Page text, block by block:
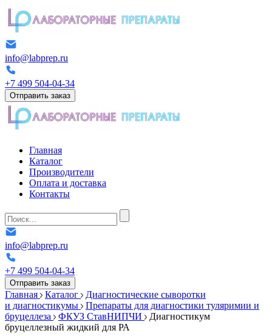
info@labprep.ru
+7 499 504-04-34
Отправить заказ
Главная
Каталог
Производители
Оплата и доставка
Контакты
info@labprep.ru
+7 499 504-04-34
Отправить заказ
Главная Каталог
Диагностические сыворотки
и диагностикумы
Препараты для диагностики туляримии и
бруцеллеза
ФКУЗ СтавНИПЧИ
Диагностикум
бруцеллезный жидкий для РА